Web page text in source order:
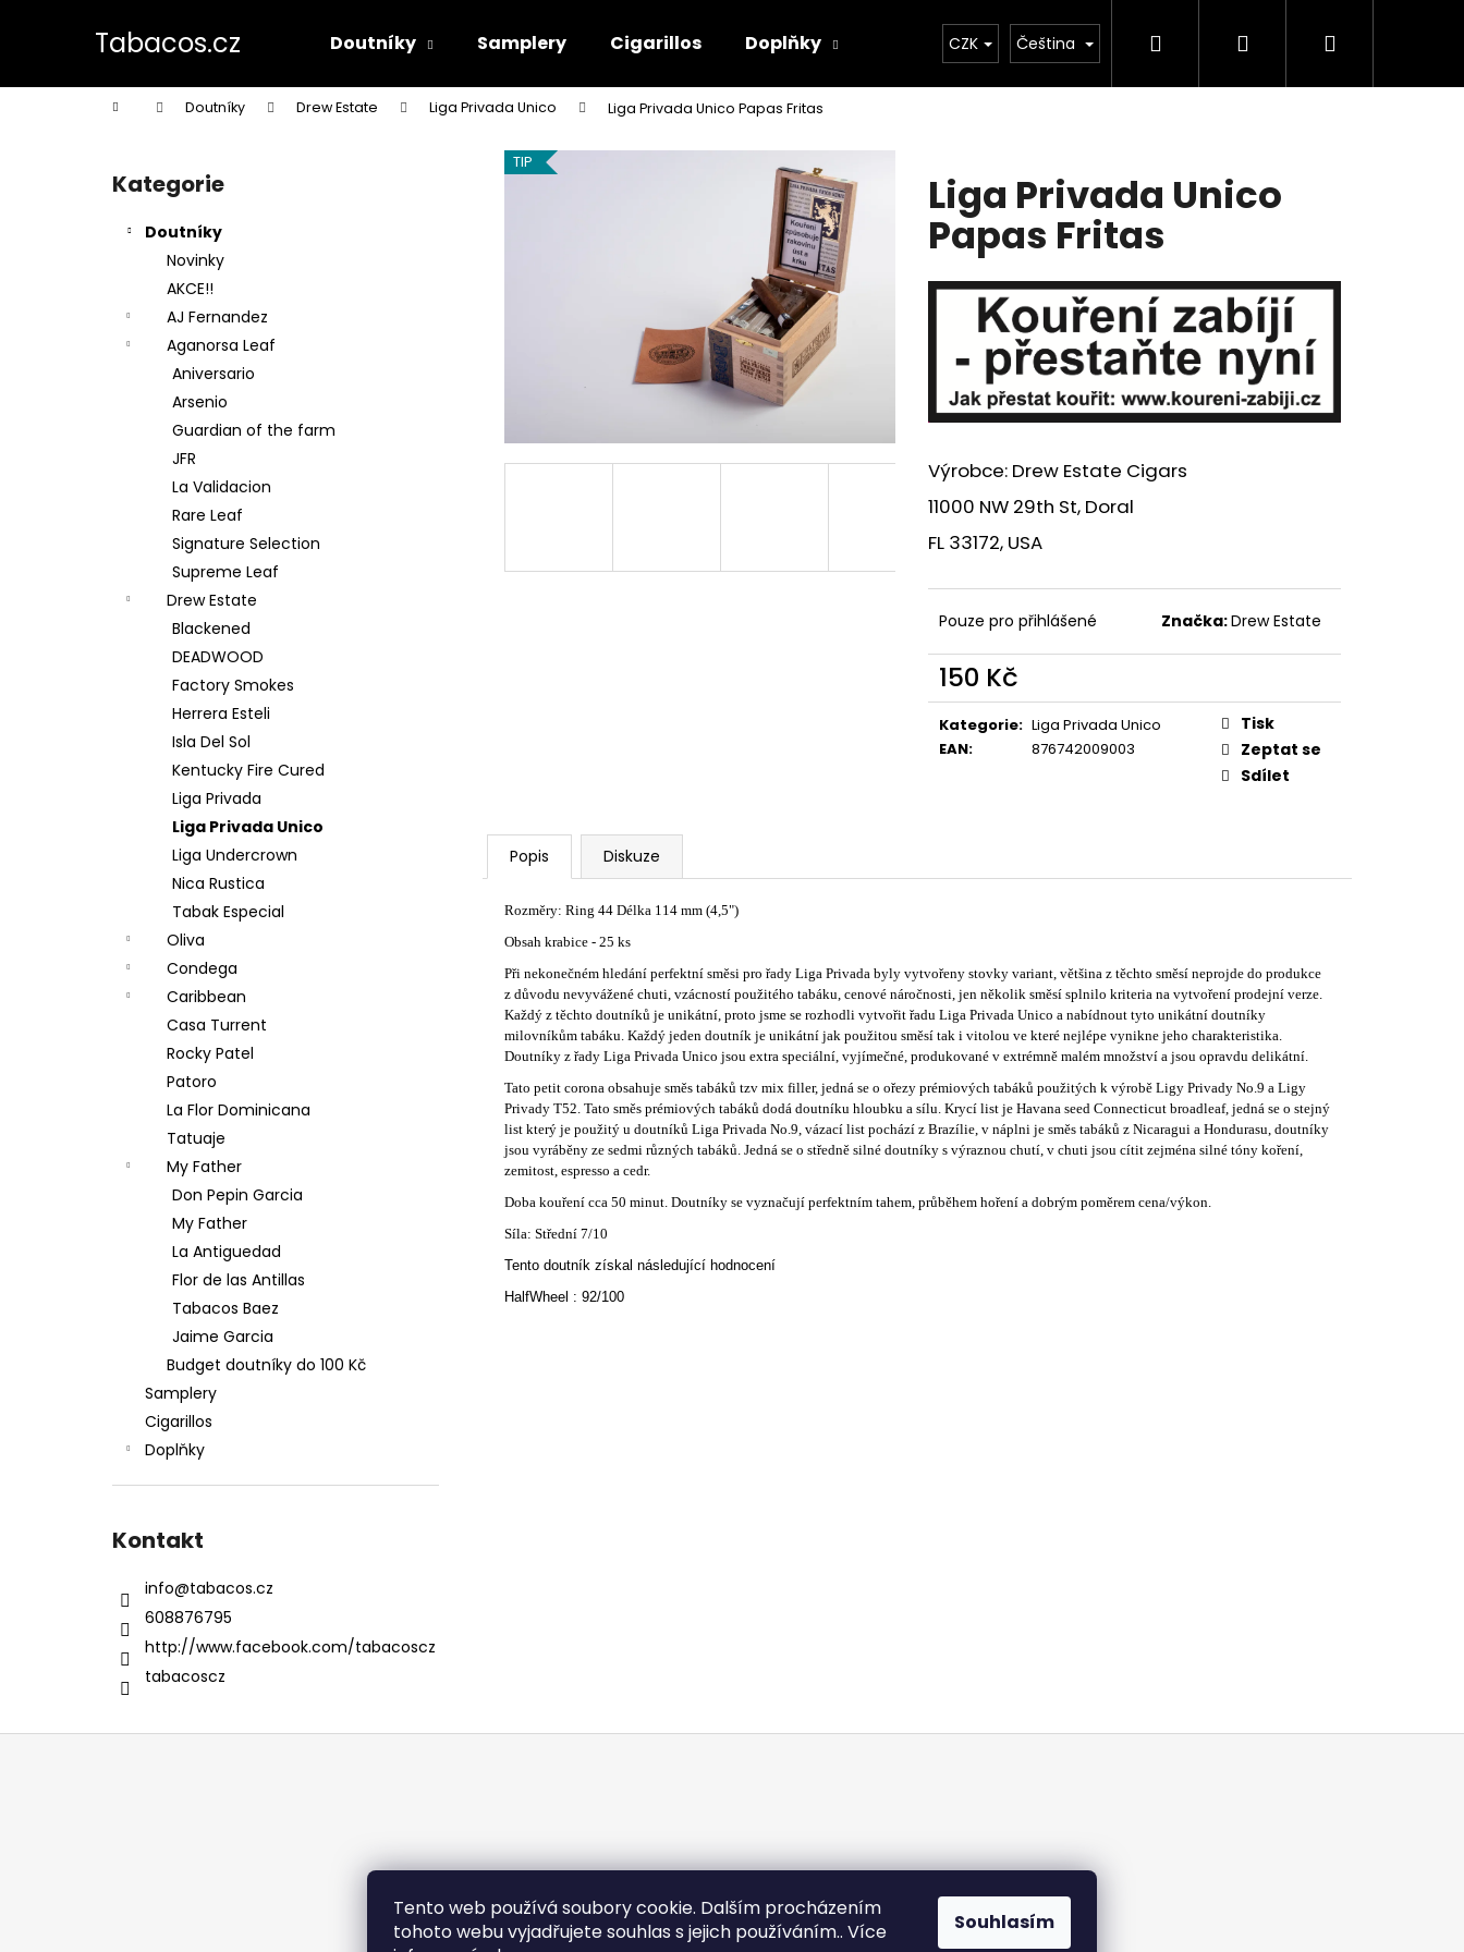
Tento web používá soubory cookie. Dalším procházením
tohoto webu vyjadřujete souhlas s jejich používáním.. Více
Souhlasím
Tabacos.cz Doutníky Samplery Cigarillos Doplňky Kontakty Obchodní podmínky Moje objednávka
CZK Čeština Hledat PřihlášeníNákupní
Domů Doutníky Drew Estate Liga Privada Unico Liga Privada Unico Papas Fritas
Přeskočit
kategorie
Kategorie
Doutníky
Novinky
AKCE!!
AJ Fernandez
Aganorsa Leaf
Aniversario
Arsenio
Guardian of the farm
JFR
La Validacion
Rare Leaf
Signature Selection
Supreme Leaf
Drew Estate
Blackened
DEADWOOD
Factory Smokes
Herrera Esteli
Isla Del Sol
Kentucky Fire Cured
Liga Privada
Liga Privada Unico
Liga Undercrown
Nica Rustica
Tabak Especial
Oliva
Condega
Caribbean
Casa Turrent
Rocky Patel
Patoro
La Flor Dominicana
Tatuaje
My Father
Don Pepin Garcia
My Father
La Antiguedad
Flor de las Antillas
Tabacos Baez
Jaime Garcia
Budget doutníky do 100 Kč
Samplery
Cigarillos
Doplňky
Kontakt
info@tabacos.cz
608876795
http://www.facebook.com/tabacoscz
tabacoscz
Liga Privada Unico
Papas Fritas
Výrobce: Drew Estate Cigars
11000 NW 29th St, Doral
FL 33172, USA
Pouze pro přihlášené Značka:Drew Estate
150 Kč
Měrná
cena:
Kategorie: Liga Privada Unico
EAN: 876742009003
Tisk
Zeptat se
Sdílet
TIP
Popis Diskuze
Rozměry: Ring 44 Délka 114 mm (4,5")
Obsah krabice - 25 ks
Při nekonečném hledání perfektní směsi pro řady Liga Privada byly vytvořeny stovky variant, většina z těchto směsí neprojde do produkce
z důvodu nevyvážené chuti, vzácností použitého tabáku, cenové náročnosti, jen několik směsí splnilo kriteria na vytvoření prodejní verze.
Každý z těchto doutníků je unikátní, proto jsme se rozhodli vytvořit řadu Liga Privada Unico a nabídnout tyto unikátní doutníky
milovníkům tabáku. Každý jeden doutník je unikátní jak použitou směsí tak i vitolou ve které nejlépe vynikne jeho charakteristika.
Doutníky z řady Liga Privada Unico jsou extra speciální, vyjímečné, produkované v extrémně malém množství a jsou opravdu delikátní.
Tato petit corona obsahuje směs tabáků tzv mix filler, jedná se o ořezy prémiových tabáků použitých k výrobě Ligy Privady No.9 a Ligy
Privady T52. Tato směs prémiových tabáků dodá doutníku hloubku a sílu. Krycí list je Havana seed Connecticut broadleaf, jedná se o stejný
list který je použitý u doutníků Liga Privada No.9, vázací list pochází z Brazílie, v náplni je směs tabáků z Nicaragui a Hondurasu, doutníky
jsou vyráběny ze sedmi různých tabáků. Jedná se o středně silné doutníky s výraznou chutí, v chuti jsou cítit zejména silné tóny koření,
zemitost, espresso a cedr.
Doba kouření cca 50 minut. Doutníky se vyznačují perfektním tahem, průběhem hoření a dobrým poměrem cena/výkon.
Síla: Střední 7/10
Tento doutník získal následující hodnocení
HalfWheel : 92/100
í
Zpět
do
Zpět
do
Co potřebujete najít?
HLEDAT
Následující
BOVEDA 69% 4G
Z